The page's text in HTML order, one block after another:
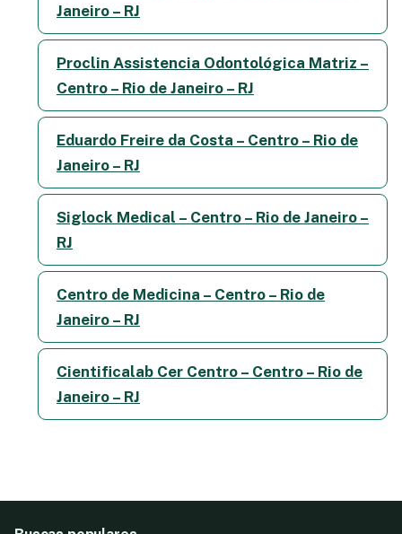
Janeiro – RJ
Proclin Assistencia Odontológica Matriz –
Centro – Rio de Janeiro – RJ
Eduardo Freire da Costa – Centro – Rio de
Janeiro – RJ
Siglock Medical – Centro – Rio de Janeiro –
RJ
Centro de Medicina – Centro – Rio de
Janeiro – RJ
Cientificalab Cer Centro – Centro – Rio de
Janeiro – RJ